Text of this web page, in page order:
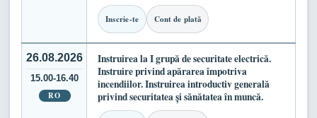
Inscrie-te Cont de plată
26.08.2026
15.00-16.40
RO
Instruirea la I grupă de securitate electrică.
Instruire privind apărarea împotriva
incendiilor. Instruirea introductiv generală
privind securitatea și sănătatea în muncă.